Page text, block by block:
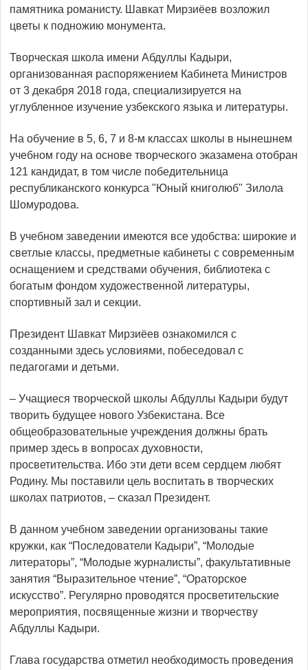
памятника романисту. Шавкат Мирзиёев возложил
цветы к подножию монумента.
Творческая школа имени Абдуллы Кадыри,
организованная распоряжением Кабинета Министров
от 3 декабря 2018 года, специализируется на
углубленное изучение узбекского языка и литературы.
На обучение в 5, 6, 7 и 8-м классах школы в нынешнем
учебном году на основе творческого эказамена отобран
121 кандидат, в том числе победительница
республиканского конкурса "Юный книголюб" Зилола
Шомуродова.
В учебном заведении имеются все удобства: широкие и
светлые классы, предметные кабинеты с современным
оснащением и средствами обучения, библиотека с
богатым фондом художественной литературы,
спортивный зал и секции.
Президент Шавкат Мирзиёев ознакомился с
созданными здесь условиями, побеседовал с
педагогами и детьми.
– Учащиеся творческой школы Абдуллы Кадыри будут
творить будущее нового Узбекистана. Все
общеобразовательные учреждения должны брать
пример здесь в вопросах духовности,
просветительства. Ибо эти дети всем сердцем любят
Родину. Мы поставили цель воспитать в творческих
школах патриотов, – сказал Президент.
В данном учебном заведении организованы такие
кружки, как “Последователи Кадыри”, “Молодые
литераторы”, “Молодые журналисты”, факультативные
занятия “Выразительное чтение”, “Ораторское
искусство”. Регулярно проводятся просветительские
мероприятия, посвященные жизни и творчеству
Абдуллы Кадыри.
Глава государства отметил необходимость проведения